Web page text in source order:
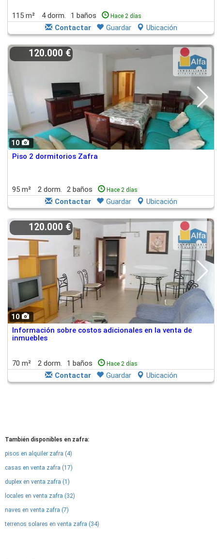
115 m² 4 dorm. 1 baños Hace 2 días
Contactar Guardar Ubicación
10
120.000 €
Piso 2 dormitorios Zafra
95 m² 2 dorm. 2 baños Hace 2 días
Contactar Guardar Ubicación
10
120.000 €
Información sobre costos adicionales en la venta de
inmuebles
70 m² 2 dorm. 1 baños Hace 2 días
Contactar Guardar Ubicación
También disponibles en zafra:
pisos en alquiler zafra (4)
casas en venta zafra (17)
duplex en venta zafra (1)
locales en venta zafra (32)
naves en venta zafra (7)
terrenos solares en venta zafra (34)